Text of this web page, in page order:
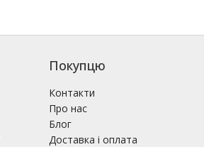
Покупцю
Контакти
Про нас
Блог
Доставка і оплата